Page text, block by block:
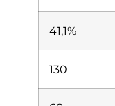
41,1%
130